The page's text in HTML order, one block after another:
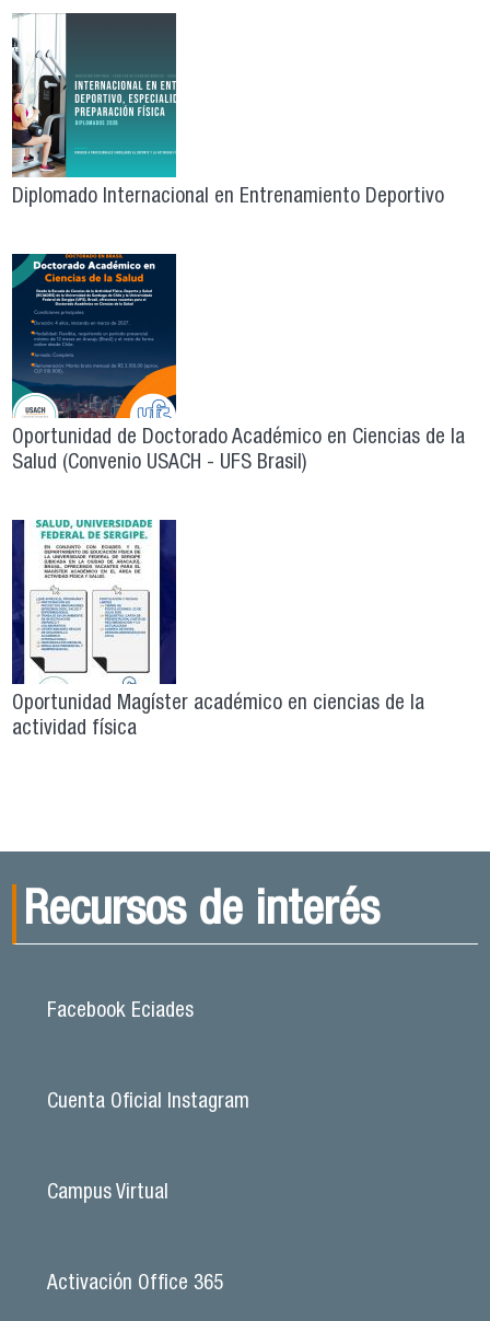
Diplomado Internacional en Entrenamiento Deportivo
Oportunidad de Doctorado Académico en Ciencias de la
Salud (Convenio USACH - UFS Brasil)
Oportunidad Magíster académico en ciencias de la
actividad física
Recursos de interés
Facebook Eciades
Cuenta Oficial Instagram
Campus Virtual
Activación Office 365